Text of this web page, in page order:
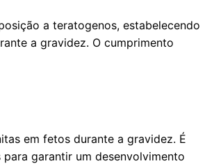
a teratogenos, estabelecendo
a gravidez. O cumprimento
em fetos durante a gravidez. É
garantir um desenvolvimento